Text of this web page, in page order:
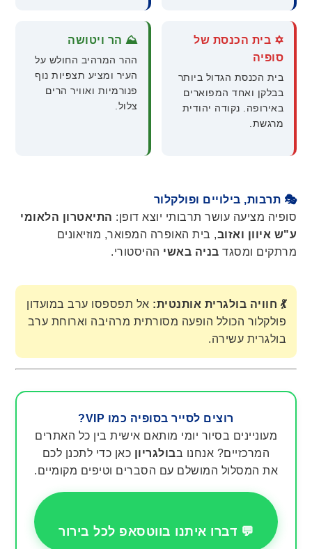
✡️ בית הכנסת של
סופיה
בית הכנסת הגדול ביותר
בבלקן ואחד המפוארים
באירופה. נקודה יהודית
מרגשת.
⛰️ הר ויטושה
ההר המרהיב החולש על
העיר ומציע תצפיות נוף
פנורמיות ואוויר הרים
צלול.
🎭 תרבות, בילויים ופולקלור
סופיה מציעה עושר תרבותי יוצא דופן: התיאטרון הלאומי
ע"ש איוון ואזוב, בית האופרה המפואר, מוזיאונים
מרתקים ומסגד בניה באשי ההיסטורי.
💃 חוויה בולגרית אותנטית: אל תפספסו ערב במועדון
פולקלור הכולל הופעה מסורתית מרהיבה וארוחת ערב
בולגרית עשירה.
רוצים לסייר בסופיה כמו VIP?
מעוניינים בסיור יומי מותאם אישית בין כל האתרים
המרכזיים? אנחנו בבולגריון כאן כדי לתכנן לכם
את המסלול המושלם עם הסברים וטיפים מקומיים.
💬 דברו איתנו בווטסאפ לכל בירור